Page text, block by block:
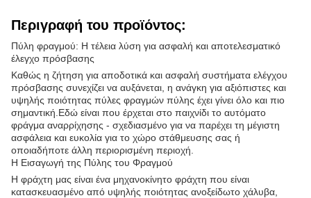
Περιγραφή του προϊόντος:
Πύλη φραγμού: Η τέλεια λύση για ασφαλή και αποτελεσματικό
έλεγχο πρόσβασης
Καθώς η ζήτηση για αποδοτικά και ασφαλή συστήματα ελέγχου
πρόσβασης συνεχίζει να αυξάνεται, η ανάγκη για αξιόπιστες και
υψηλής ποιότητας πύλες φραγμών πύλης έχει γίνει όλο και πιο
σημαντική.Εδώ είναι που έρχεται στο παιχνίδι το αυτόματο
φράγμα αναρρίχησης - σχεδιασμένο για να παρέχει τη μέγιστη
ασφάλεια και ευκολία για το χώρο στάθμευσης σας ή
οποιαδήποτε άλλη περιορισμένη περιοχή.
Η Εισαγωγή της Πύλης του Φραγμού
Η φράχτη μας είναι ένα μηχανοκίνητο φράχτη που είναι
κατασκευασμένο από υψηλής ποιότητας ανοξείδωτο χάλυβα,